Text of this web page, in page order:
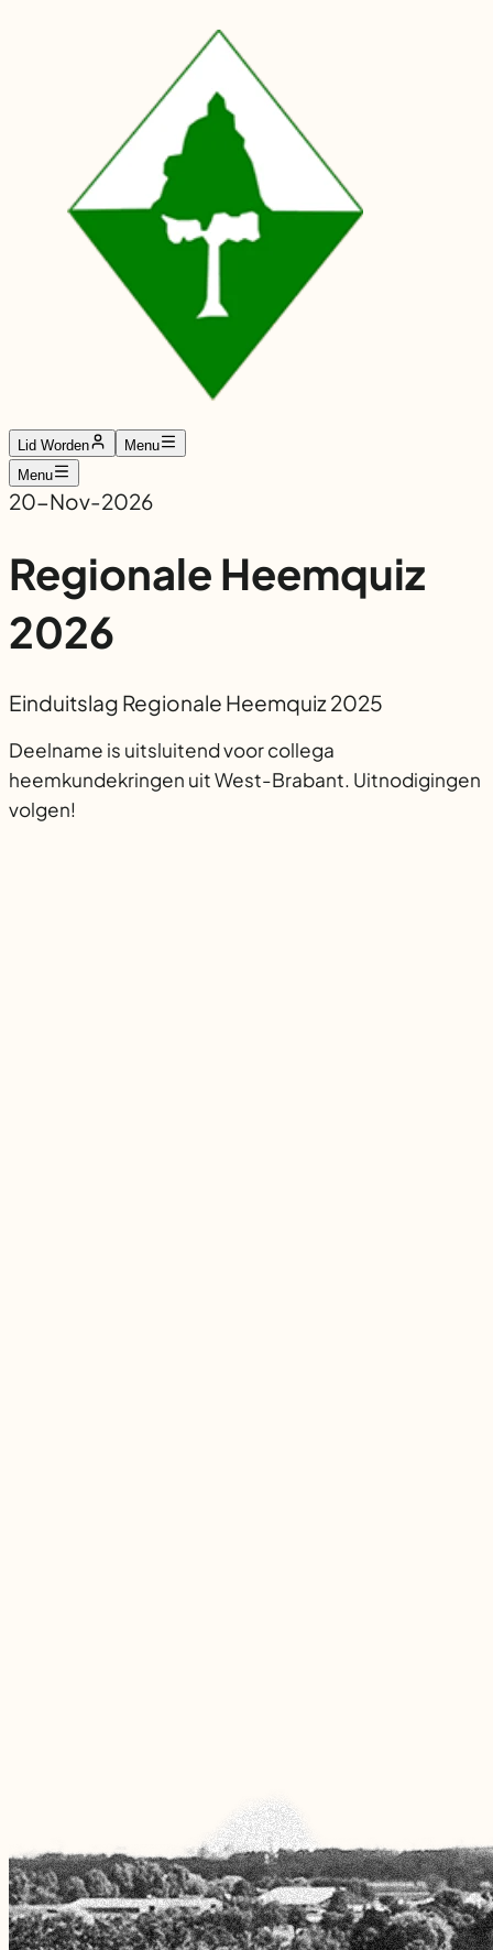
Lid Worden
Menu
Menu
20-Nov-2026
Regionale Heemquiz
2026
Einduitslag Regionale Heemquiz 2025
Deelname is uitsluitend voor collega
heemkundekringen uit West-Brabant. Uitnodigingen
volgen!